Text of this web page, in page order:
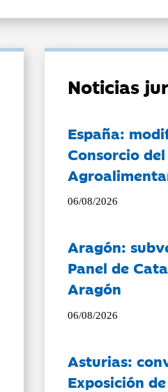
Noticias
España:
Consorcio
06/08/2026
Aragón:
Panel de
Aragón
06/08/2026
Asturias:
Exposición